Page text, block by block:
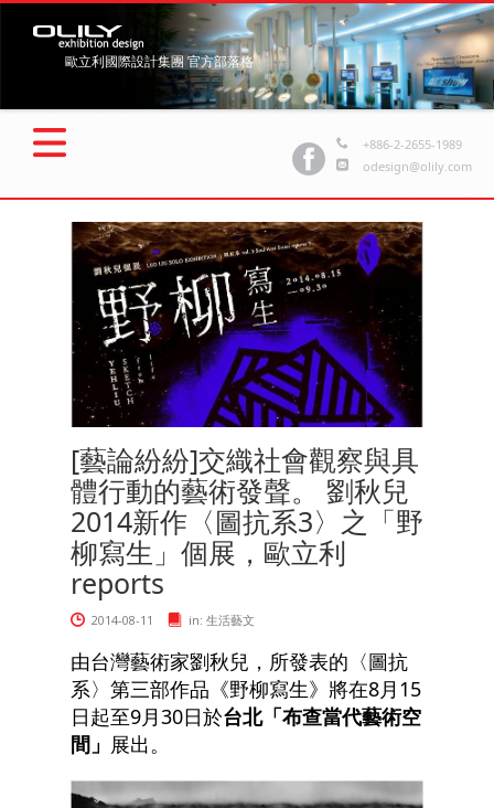
歐立利國際設計集團 官方部落格
+886-2-2655-1989
odesign@olily.com
[藝論紛紛]交織社會觀察與具
體行動的藝術發聲。 劉秋兒
2014新作〈圖抗系3〉之「野
柳寫生」個展，歐立利
reports
2014-08-11 in: 生活藝文
由台灣藝術家劉秋兒，所發表的〈圖抗
系〉第三部作品《野柳寫生》將在8月15
日起至9月30日於台北「布查當代藝術空
間」 展出。